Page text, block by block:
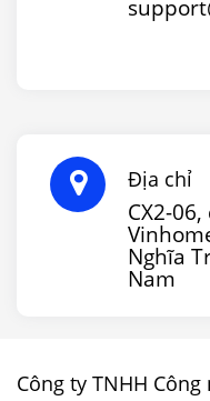
Địa chỉ
CX2-
Nghĩa
Nam
Công ty TNHH